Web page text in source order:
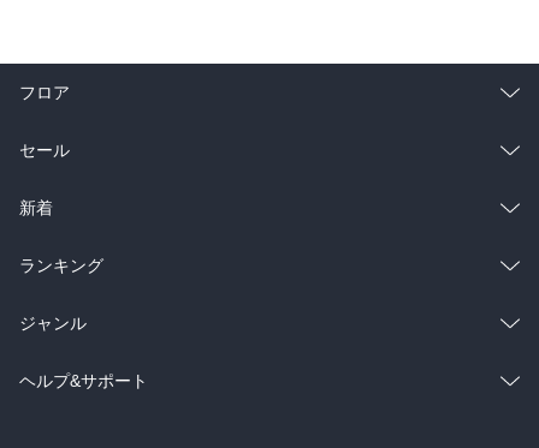
フロア
総合
ラノベ
雑誌・グラビア
BL・TL
セール
総合
ラノベ
雑誌・グラビア
BL・TL
新着
総合
ラノベ
雑誌・グラビア
ランキング
総合
ラノベ
ジャンル
コミック
ヘルプ&サポート